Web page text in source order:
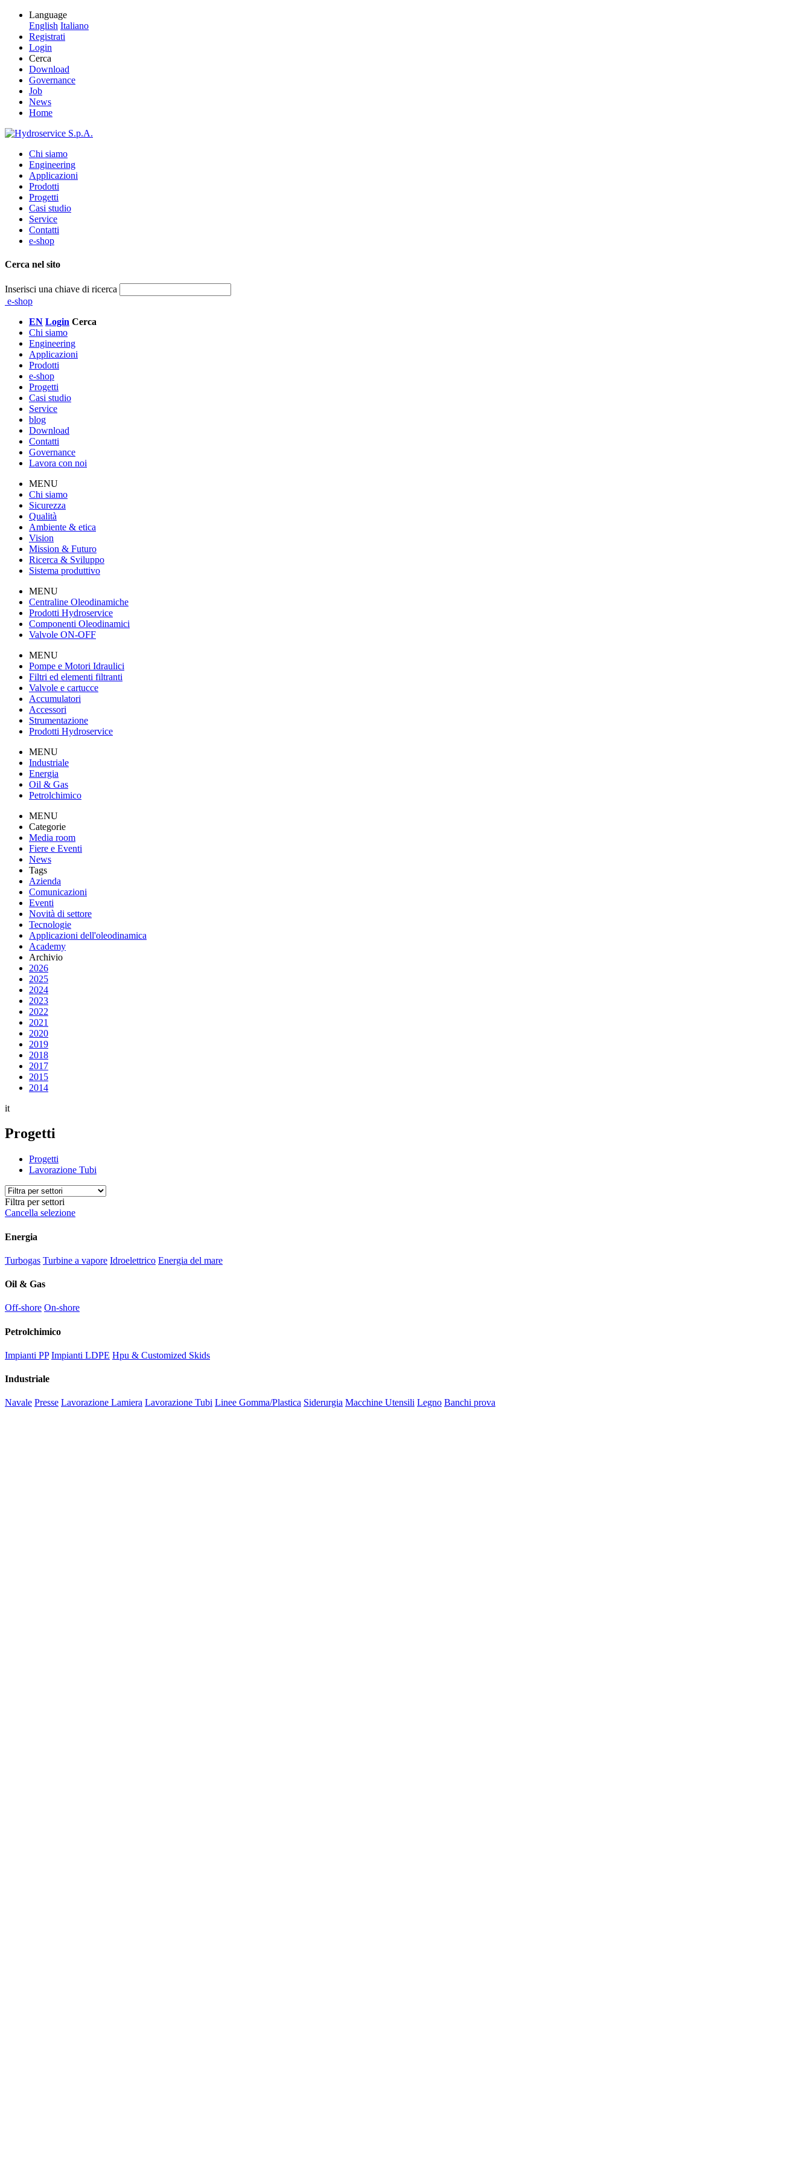
Language
English Italiano
Registrati
Login
Cerca
Download
Governance
Job
News
Home
Chi siamo
Engineering
Applicazioni
Prodotti
Progetti
Casi studio
Service
Contatti
e-shop
Cerca nel sito
Inserisci una chiave di ricerca
e-shop
EN Login Cerca
Chi siamo
Engineering
Applicazioni
Prodotti
e-shop
Progetti
Casi studio
Service
blog
Download
Contatti
Governance
Lavora con noi
MENU
Chi siamo
Sicurezza
Qualità
Ambiente & etica
Vision
Mission & Futuro
Ricerca & Sviluppo
Sistema produttivo
MENU
Centraline Oleodinamiche
Prodotti Hydroservice
Componenti Oleodinamici
Valvole ON-OFF
MENU
Pompe e Motori Idraulici
Filtri ed elementi filtranti
Valvole e cartucce
Accumulatori
Accessori
Strumentazione
Prodotti Hydroservice
MENU
Industriale
Energia
Oil & Gas
Petrolchimico
MENU
Categorie
Media room
Fiere e Eventi
News
Tags
Azienda
Comunicazioni
Eventi
Novità di settore
Tecnologie
Applicazioni dell'oleodinamica
Academy
Archivio
2026
2025
2024
2023
2022
2021
2020
2019
2018
2017
2015
2014
it
Progetti
Progetti
Lavorazione Tubi
Filtra per settori
Cancella selezione
Energia
Turbogas Turbine a vapore Idroelettrico Energia del mare
Oil & Gas
Off-shore On-shore
Petrolchimico
Impianti PP Impianti LDPE Hpu & Customized Skids
Industriale
Navale Presse Lavorazione Lamiera Lavorazione Tubi Linee Gomma/Plastica Siderurgia Macchine Utensili Legno Banchi prova